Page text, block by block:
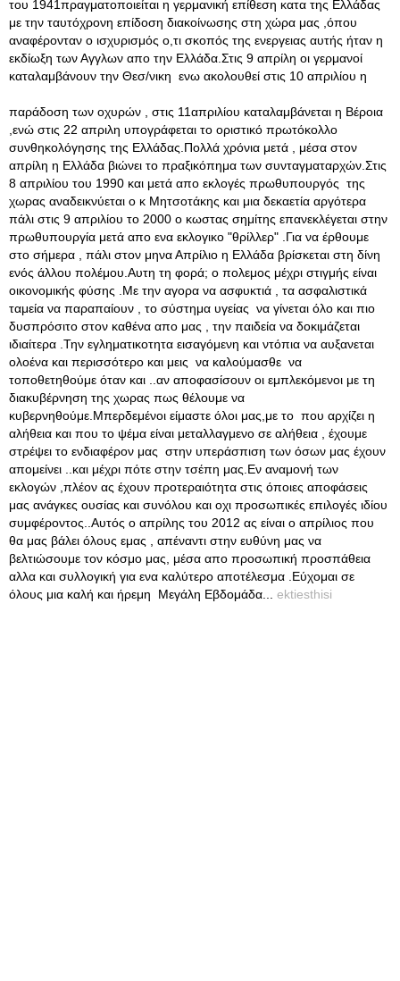
του 1941πραγματοποιείται η γερμανική επίθεση κατα της Ελλάδας
με την ταυτόχρονη επίδοση διακοίνωσης στη χώρα μας ,όπου
αναφέρονταν ο ισχυρισμός ο,τι σκοπός της ενεργειας αυτής ήταν η
εκδίωξη των Αγγλων απο την Ελλάδα.Στις 9 απρίλη οι γερμανοί
καταλαμβάνουν την Θεσ/νικη ενω ακολουθεί στις 10 απριλίου η
παράδοση των οχυρών , στις 11απριλίου καταλαμβάνεται η Βέροια
,ενώ στις 22 απριλη υπογράφεται το οριστικό πρωτόκολλο
συνθηκολόγησης της Ελλάδας.Πολλά χρόνια μετά , μέσα στον
απρίλη η Ελλάδα βιώνει το πραξικόπημα των συνταγματαρχών.Στις
8 απριλίου του 1990 και μετά απο εκλογές πρωθυπουργός της
χωρας αναδεικνύεται ο κ Μητσοτάκης και μια δεκαετία αργότερα
πάλι στις 9 απριλίου το 2000 ο κωστας σημίτης επανεκλέγεται στην
πρωθυπουργία μετά απο ενα εκλογικο "θρίλλερ" .Για να έρθουμε
στο σήμερα , πάλι στον μηνα Απρίλιο η Ελλάδα βρίσκεται στη δίνη
ενός άλλου πολέμου.Αυτη τη φορά; ο πολεμος μέχρι στιγμής είναι
οικονομικής φύσης .Με την αγορα να ασφυκτιά , τα ασφαλιστικά
ταμεία να παραπαίουν , το σύστημα υγείας να γίνεται όλο και πιο
δυσπρόσιτο στον καθένα απο μας , την παιδεία να δοκιμάζεται
ιδιαίτερα .Την εγληματικοτητα εισαγόμενη και ντόπια να αυξανεται
ολοένα και περισσότερο και μεις να καλούμασθε να
τοποθετηθούμε όταν και ..αν αποφασίσουν οι εμπλεκόμενοι με τη
διακυβέρνηση της χωρας πως θέλουμε να
κυβερνηθούμε.Μπερδεμένοι είμαστε όλοι μας,με το που αρχίζει η
αλήθεια και που το ψέμα είναι μεταλλαγμενο σε αλήθεια , έχουμε
στρέψει το ενδιαφέρον μας στην υπεράσπιση των όσων μας έχουν
απομείνει ..και μέχρι πότε στην τσέπη μας.Εν αναμονή των
εκλογών ,πλέον ας έχουν προτεραιότητα στις όποιες αποφάσεις
μας ανάγκες ουσίας και συνόλου και οχι προσωπικές επιλογές ιδίου
συμφέροντος..Αυτός ο απρίλης του 2012 ας είναι ο απρίλιος που
θα μας βάλει όλους εμας , απέναντι στην ευθύνη μας να
βελτιώσουμε τον κόσμο μας, μέσα απο προσωπική προσπάθεια
αλλα και συλλογική για ενα καλύτερο αποτέλεσμα .Εύχομαι σε
όλους μια καλή και ήρεμη Μεγάλη Εβδομάδα... ektiesthisi